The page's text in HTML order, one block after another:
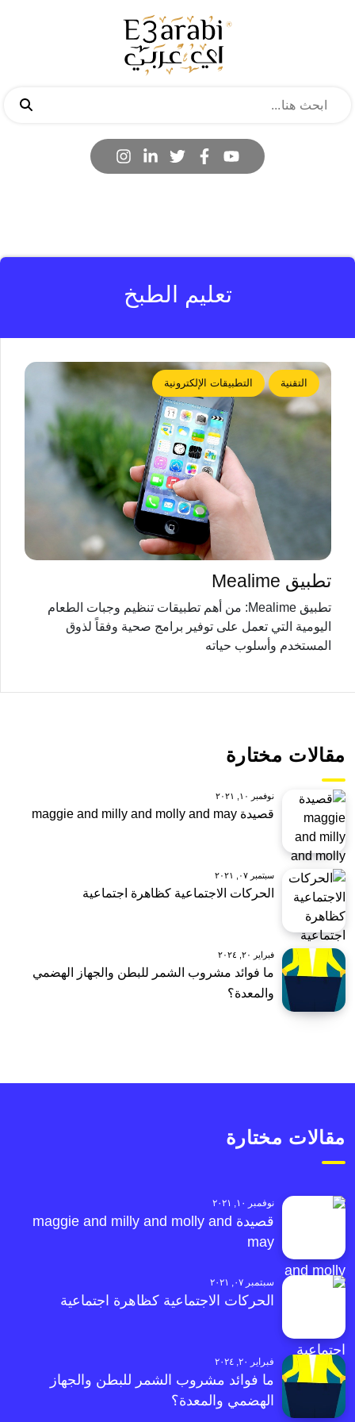
تعليم الطبخ
التقنية التطبيقات الإلكترونية
تطبيق Mealime
تطبيق Mealime: من أهم تطبيقات تنظيم وجبات الطعام
اليومية التي تعمل على توفير برامج صحية وفقاً لذوق
المستخدم وأسلوب حياته
مقالات مختارة
نوفمبر ١٠, ٢٠٢١
قصيدة maggie and milly and molly and may
سبتمبر ٠٧, ٢٠٢١
الحركات الاجتماعية كظاهرة اجتماعية
فبراير ٢٠, ٢٠٢٤
ما فوائد مشروب الشمر للبطن والجهاز الهضمي
والمعدة؟
مقالات مختارة
نوفمبر ١٠, ٢٠٢١
قصيدة maggie and milly and molly and
may
سبتمبر ٠٧, ٢٠٢١
الحركات الاجتماعية كظاهرة اجتماعية
فبراير ٢٠, ٢٠٢٤
ما فوائد مشروب الشمر للبطن والجهاز
الهضمي والمعدة؟